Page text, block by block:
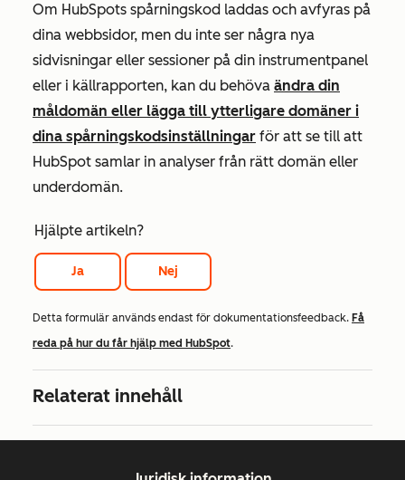
Om HubSpots spårningskod laddas och avfyras på
dina webbsidor, men du inte ser några nya
sidvisningar eller sessioner på din instrumentpanel
eller i källrapporten, kan du behöva ändra din
måldomän eller lägga till ytterligare domäner i
dina spårningskodsinställningar för att se till att
HubSpot samlar in analyser från rätt domän eller
underdomän.
Hjälpte artikeln?
Ja Nej
Detta formulär används endast för dokumentationsfeedback. Få
reda på hur du får hjälp med HubSpot.
Relaterat innehåll